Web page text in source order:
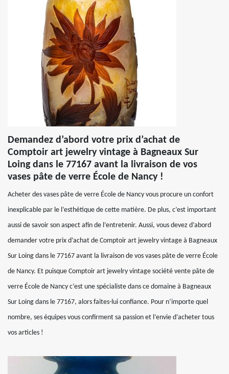
Demandez d’abord votre prix d’achat de
Comptoir art jewelry vintage à Bagneaux Sur
Loing dans le 77167 avant la livraison de vos
vases pâte de verre École de Nancy !
Acheter des vases pâte de verre École de Nancy vous procure un confort
inexplicable par le l’esthétique de cette matière. De plus, c’est important
aussi de savoir son aspect afin de l’entretenir. Aussi, vous devez d’abord
demander votre prix d’achat de Comptoir art jewelry vintage à Bagneaux
Sur Loing dans le 77167 avant la livraison de vos vases pâte de verre École
de Nancy. Et puisque Comptoir art jewelry vintage société vente pâte de
verre École de Nancy c’est une spécialiste dans ce domaine à Bagneaux
Sur Loing dans le 77167, alors faites-lui confiance. Pour n’importe quel
nombre, ses équipes vous confirment sa passion et l’envie d’acheter tous
vos articles !